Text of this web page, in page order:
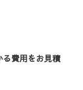
費用をお見積